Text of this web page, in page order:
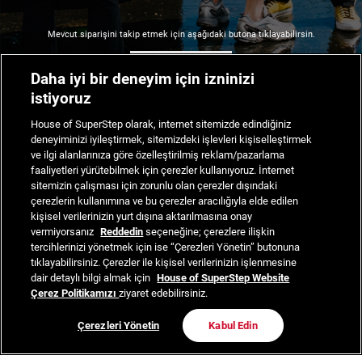
Mevcut siparişini takip etmek için aşağıdaki butona tıklayabilirsin.
Daha iyi bir deneyim için izninizi
istiyoruz
House of SuperStep olarak, internet sitemizde edindiğiniz
deneyiminizi iyileştirmek, sitemizdeki işlevleri kişiselleştirmek
ve ilgi alanlarınıza göre özelleştirilmiş reklam/pazarlama
faaliyetleri yürütebilmek için çerezler kullanıyoruz. İnternet
sitemizin çalışması için zorunlu olan çerezler dışındaki
çerezlerin kullanımına ve bu çerezler aracılığıyla elde edilen
kişisel verilerinizin yurt dışına aktarılmasına onay
vermiyorsanız Reddedin seçeneğine; çerezlere ilişkin
tercihlerinizi yönetmek için ise “Çerezleri Yönetin” butonuna
tıklayabilirsiniz. Çerezler ile kişisel verilerinizin işlenmesine
dair detaylı bilgi almak için House of SuperStep Website
Çerez Politikamızıziyaret edebilirsiniz.
Çerezleri Yönetin Kabul Edin